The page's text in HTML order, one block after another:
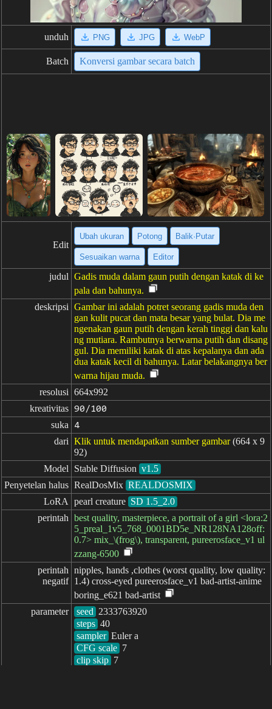
unduh PNG JPG WebP
Batch Konversi gambar secara batch
Edit
Ubah ukuran Potong Balik·Putar
Sesuaikan warna Editor
judul Gadis muda dalam gaun putih dengan katak di ke
pala dan bahunya.
deskripsi Gambar ini adalah potret seorang gadis muda den
gan kulit pucat dan mata besar yang bulat. Dia me
ngenakan gaun putih dengan kerah tinggi dan kalu
ng mutiara. Rambutnya berwarna putih dan disang
gul. Dia memiliki katak di atas kepalanya dan ada
dua katak kecil di bahunya. Latar belakangnya ber
warna hijau muda.
resolusi 664x992
kreativitas 90/100
suka 4
dari Klik untuk mendapatkan sumber gambar (664 x 9
92)
Model
Stable Diffusion v1.5
Penyetelan halus RealDosMix REALDOSMIX
LoRA
pearl creature SD 1.5_2.0
perintah best quality, masterpiece, a portrait of a girl <lora:2
5_preal_1v5_768_0001BD5e_NR128NA128off:
0.7> mix_\(frog\), transparent, pureerosface_v1 ul
zzang-6500
perintah
negatif
nipples, hands ,clothes (worst quality, low quality:
1.4) cross-eyed pureerosface_v1 bad-artist-anime
boring_e621 bad-artist
parameter
seed
steps
sampler
CFG scale
clip skip 7